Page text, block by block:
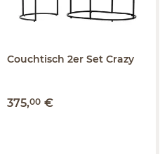
Couchtisch 2er Set Crazy
375,00 €